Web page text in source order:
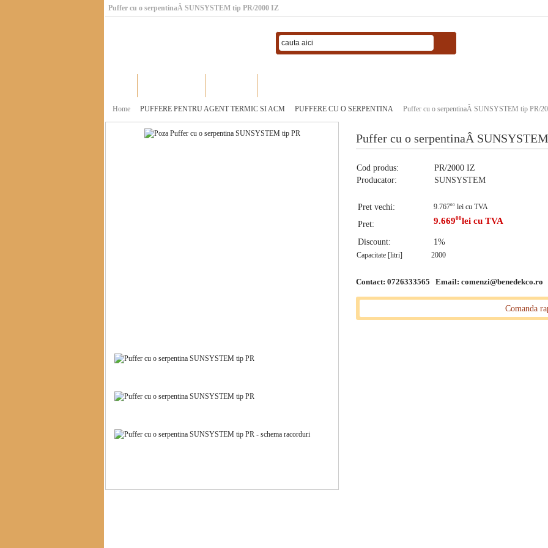
Puffer cu o serpentinaÂ SUNSYSTEM tip PR/2000 IZ
Home PUFFERE PENTRU AGENT TERMIC SI ACM PUFFERE CU O SERPENTINA Puffer cu o serpentinaÂ SUNSYSTEM tip PR/
Puffer cu o serpentinaÂ
Cod produs:
PR/2000 IZ
Producator:
SUNSYSTEM
Pret vechi: 9.76700 lei cu TVA
Pret: 9.66900lei cu TVA
Discount: 1%
Capacitate [litri] 2000
Contact: 0726333565 Email: comenzi@benedekco.ro
Comanda